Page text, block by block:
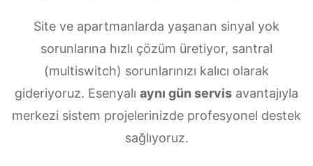
Site ve apartmanlarda yaşanan sinyal yok
sorunlarına hızlı çözüm üretiyor, santral
(multiswitch) sorunlarınızı kalıcı olarak
gideriyoruz. Esenyalı aynı gün servis avantajıyla
merkezi sistem projelerinizde profesyonel destek
sağlıyoruz.